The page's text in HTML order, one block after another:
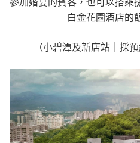
白金花園酒店的
（小碧潭及新店站｜採